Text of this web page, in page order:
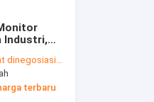
Industri,
dinegosiasikan
terbaru